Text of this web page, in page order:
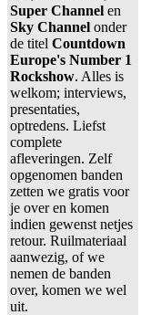
Super Channel en
Sky Channel onder
de titel Countdown
Europe's Number 1
Rockshow. Alles is
welkom; interviews,
presentaties,
optredens. Liefst
complete
afleveringen. Zelf
opgenomen banden
zetten we gratis voor
je over en komen
indien gewenst netjes
retour. Ruilmateriaal
aanwezig, of we
nemen de banden
over, komen we wel
uit.